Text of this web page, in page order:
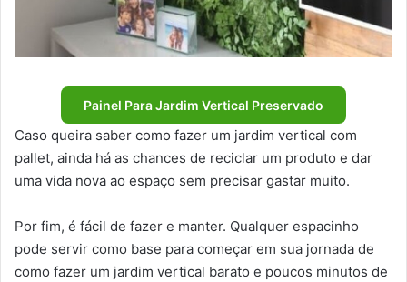
Painel Para Jardim Vertical Preservado
Caso queira saber como fazer um jardim vertical com
pallet, ainda há as chances de reciclar um produto e dar
uma vida nova ao espaço sem precisar gastar muito.
Por fim, é fácil de fazer e manter. Qualquer espacinho
pode servir como base para começar em sua jornada de
como fazer um jardim vertical barato e poucos minutos de